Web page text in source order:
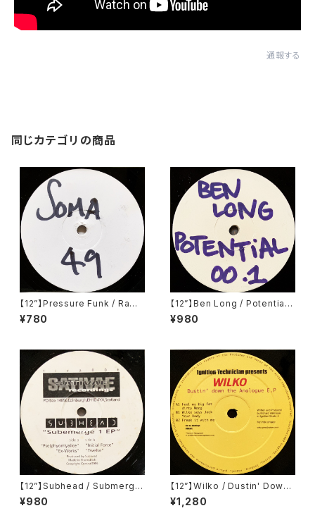
通報する
同じカテゴリの商品
【12”】Pressure Funk / Raw
Spirit (Soma Quality Recor
dings) (SOMA 49)
¥780
【12”】Ben Long / Potential
001 (Potential) (POT001)
¥980
【12”】Subhead / Submerge
1 EP (Sativae Recordings)
(tiva006)
¥980
【12”】Wilko / Dustin' Down
The Analogue E.P (Ignition
Records) (IGT 010)
¥1,280